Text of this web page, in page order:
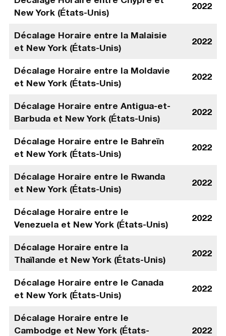
New York (États-Unis)
2022
Décalage Horaire entre la Malaisie
et New York (États-Unis)
2022
Décalage Horaire entre la Moldavie
et New York (États-Unis)
2022
Décalage Horaire entre Antigua-et-
Barbuda et New York (États-Unis)
2022
Décalage Horaire entre le Bahreïn
et New York (États-Unis)
2022
Décalage Horaire entre le Rwanda
et New York (États-Unis)
2022
Décalage Horaire entre le
Venezuela et New York (États-Unis)
2022
Décalage Horaire entre la
Thaïlande et New York (États-Unis)
2022
Décalage Horaire entre le Canada
et New York (États-Unis)
2022
Décalage Horaire entre le
Cambodge et New York (États-
2022